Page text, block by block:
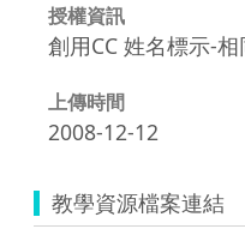
授權資訊
創用CC 姓名標示-
上傳時間
2008-12-12
教學資源檔案連結